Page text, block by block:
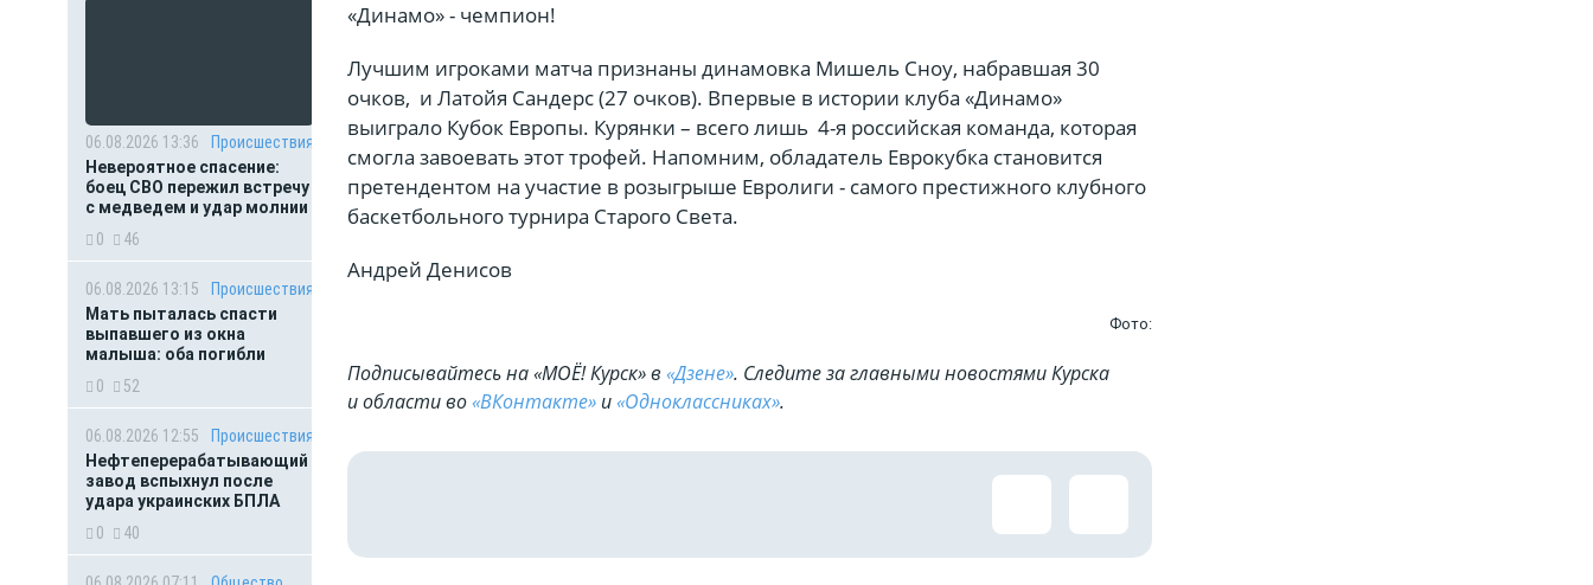
06.08.2026 13:36
Происшествия
Невероятное спасение:
боец СВО пережил встречу
с медведем и удар молнии
0
46
06.08.2026 13:15
Происшествия
Мать пыталась спасти
выпавшего из окна
малыша: оба погибли
0
52
06.08.2026 12:55
Происшествия
Нефтеперерабатывающий
завод вспыхнул после
удара украинских БПЛА
0
40
«Динамо» - чемпион!
Лучшим игроками матча признаны динамовка Мишель Сноу, набравшая 30
очков, и Латойя Сандерс (27 очков). Впервые в истории клуба «Динамо»
выиграло Кубок Европы. Курянки – всего лишь 4-я российская команда, которая
смогла завоевать этот трофей. Напомним, обладатель Еврокубка становится
претендентом на участие в розыгрыше Евролиги - самого престижного клубного
баскетбольного турнира Старого Света.
Андрей Денисов
Фото:
Подписывайтесь на «МОЁ! Курск» в «Дзене». Cледите за главными новостями Курска
и области во«ВКонтакте» и«Одноклассниках».